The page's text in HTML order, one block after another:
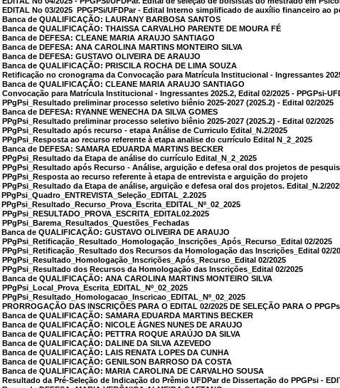
EDITAL No 03/2025  PPGPSi/UFDPar - Edital Interno simplificado de auxílio financeiro ao
Banca de QUALIFICAÇÃO: LAURANY BARBOSA SANTOS
Banca de QUALIFICAÇÃO: THAISSA CARVALHO PARENTE DE MOURA FÉ
Banca de DEFESA: CLEANE MARIA ARAUJO SANTIAGO
Banca de DEFESA: ANA CAROLINA MARTINS MONTEIRO SILVA
Banca de DEFESA: GUSTAVO OLIVEIRA DE ARAUJO
Banca de QUALIFICAÇÃO: PRISCILA ROCHA DE LIMA SOUZA
Retificação no cronograma da Convocação para Matrícula Institucional - Ingressantes
Banca de QUALIFICAÇÃO: CLEANE MARIA ARAUJO SANTIAGO
Convocação para Matrícula Institucional - Ingressantes 2025.2, Edital 02/2025 - PPGPsi-
PPgPsi_Resultado preliminar processo seletivo biênio 2025-2027 (2025.2) - Edital 02/2025
Banca de DEFESA: RYANNE WENECHA DA SILVA GOMES
PPgPsi_Resultado preliminar processo seletivo biênio 2025-2027 (2025.2) - Edital 02/2025
PPgPsi_Resultado após recurso - etapa Análise de Curriculo Edital_N.2/2025
PPgPsi_Resposta ao recurso referente à etapa analise do currículo Edital N_2_2025
Banca de DEFESA: SAMARA EDUARDA MARTINS BECKER
PPgPsi_Resultado da Etapa de análise do currículo Edital_N_2_2025
PPgPsi_Resultado após Recurso - Análise, arguição e defesa oral dos projetos de
PPgPsi_Resposta ao recurso referente à etapa de entrevista e arguição do projeto
PPgPsi_Resultado da Etapa de análise, arguição e defesa oral dos projetos. Edital_N.2/
PPgPsi_Quadro_ENTREVISTA_Seleção_EDITAL_2.2025
PPgPsi_Resultado_Recurso_Prova_Escrita_EDITAL_Nº_02_2025
PPgPsi_RESULTADO_PROVA_ESCRITA_EDITAL02.2025
PPgPsi_Barema_Resultados_Questões_Fechadas
Banca de QUALIFICAÇÃO: GUSTAVO OLIVEIRA DE ARAUJO
PPgPsi_Retificação_Resultado_Homologação_Inscrições_Após_Recurso_Edital 02/2025
PPgPsi_Retificação_Resultado dos Recursos da Homologação das Inscrições_Edital 02/
PPgPsi_Resultado_Homologação_Inscrições_Após_Recurso_Edital 02/2025
PPgPsi_Resultado dos Recursos da Homologação das Inscrições_Edital 02/2025
Banca de QUALIFICAÇÃO: ANA CAROLINA MARTINS MONTEIRO SILVA
PPgPsi_Local_Prova_Escrita_EDITAL_Nº_02_2025
PPgPsi_Resultado_Homologacao_Inscricao_EDITAL_Nº_02_2025
PRORROGAÇÃO DAS INSCRIÇÕES PARA O EDITAL 02/2025 DE SELEÇÃO PARA O
Banca de QUALIFICAÇÃO: SAMARA EDUARDA MARTINS BECKER
Banca de QUALIFICAÇÃO: NICOLE ÁGNES NUNES DE ARAUJO
Banca de QUALIFICAÇÃO: PETTRA ROQUE ARAÚJO DA SILVA
Banca de QUALIFICAÇÃO: DALINE DA SILVA AZEVEDO
Banca de QUALIFICAÇÃO: LAIS RENATA LOPES DA CUNHA
Banca de QUALIFICAÇÃO: GENILSON BARROSO DA COSTA
Banca de QUALIFICAÇÃO: MARIA CAROLINA DE CARVALHO SOUSA
Resultado da Pré-Seleção de Indicação do Prêmio UFDPar de Dissertação do PPGPsi -